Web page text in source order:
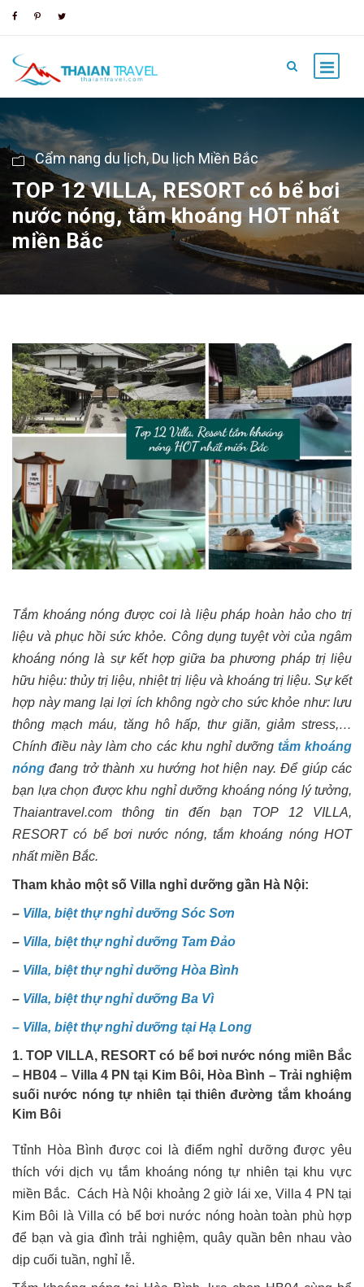
Cẩm nang du lịch,Du lịch Miền Bắc
TOP 12 VILLA, RESORT có bể bơi
nước nóng, tắm khoáng HOT nhất
miền Bắc
Tắm khoáng nóng được coi là liệu pháp hoàn hảo cho trị
liệu và phục hồi sức khỏe. Công dụng tuyệt vời của ngâm
khoáng nóng là sự kết hợp giữa ba phương pháp trị liệu
hữu hiệu: thủy trị liệu, nhiệt trị liệu và khoáng trị liệu. Sự kết
hợp này mang lại lợi ích không ngờ cho sức khỏe như: lưu
thông mạch máu, tăng hô hấp, thư giãn, giảm stress,…
Chính điều này làm cho các khu nghỉ dưỡng tắm khoáng
nóng đang trở thành xu hướng hot hiện nay. Để giúp các
bạn lựa chọn được khu nghỉ dưỡng khoáng nóng lý tưởng,
Thaiantravel.com thông tin đến bạn TOP 12 VILLA,
RESORT có bể bơi nước nóng, tắm khoáng nóng HOT
nhất miền Bắc.
Tham khảo một số Villa nghỉ dưỡng gần Hà Nội:
– Villa, biệt thự nghỉ dưỡng Sóc Sơn
– Villa, biệt thự nghỉ dưỡng Tam Đảo
– Villa, biệt thự nghỉ dưỡng Hòa Bình
– Villa, biệt thự nghỉ dưỡng Ba Vì
– Villa, biệt thự nghỉ dưỡng tại Hạ Long
1. TOP VILLA, RESORT có bể bơi nước nóng miền Bắc
– HB04 – Villa 4 PN tại Kim Bôi, Hòa Bình – Trải nghiệm
suối nước nóng tự nhiên tại thiên đường tắm khoáng
Kim Bôi
Ttỉnh Hòa Bình được coi là điểm nghỉ dưỡng được yêu
thích với dịch vụ tắm khoáng nóng tự nhiên tại khu vực
miền Bắc. Cách Hà Nội khoảng 2 giờ lái xe, Villa 4 PN tại
Kim Bôi là Villa có bể bơi nước nóng hoàn toàn phù hợp
để bạn và gia đình trải nghiệm, quây quần bên nhau vào
dịp cuối tuần, nghỉ lễ.